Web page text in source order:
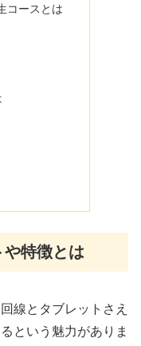
コースとは
や特徴とは
線とタブレットさえ
という魅力がありま